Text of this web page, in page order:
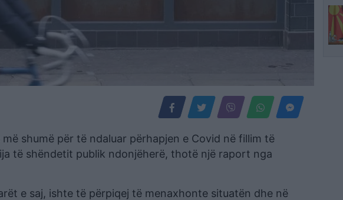
shumë për të ndaluar përhapjen e Covid në fillim të
të shëndetit publik ndonjëherë, thotë një raport nga
e saj, ishte të përpiqej të menaxhonte situatën dhe në